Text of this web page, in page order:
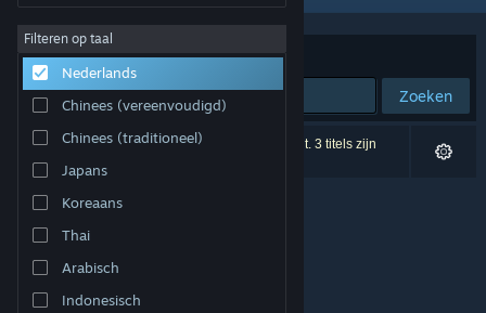
Over
Ondersteuning
Taal wijzigen
Download de mobiele Steam-app
Desktopwebsite weergeven
Filteren op taal
Nederlands
Chinees (vereenvoudigd)
Chinees (traditioneel)
Japans
Koreaans
Thai
Arabisch
Indonesisch
Sorteren op Relevantie
Zoeken
0 resultaten komen overeen met je zoekopdracht. 3 titels zijn
uitgesloten op basis van je voorkeuren.